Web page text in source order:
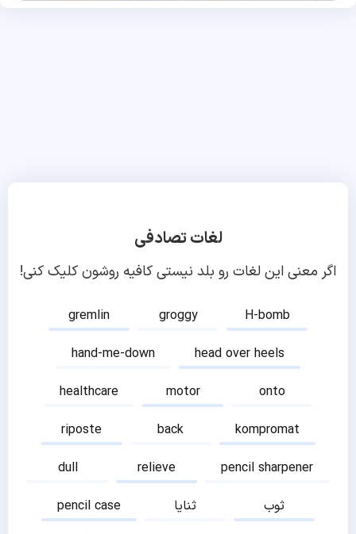
لغات تصادفی
اگر معنی این لغات رو بلد نیستی کافیه روشون کلیک کنی!
gremlin groggy
H-bomb
hand-me-down
head over heels
healthcare
motor
onto
riposte
back
kompromat
dull
relieve
pencil sharpener
pencil case
ثنایا
ثوب